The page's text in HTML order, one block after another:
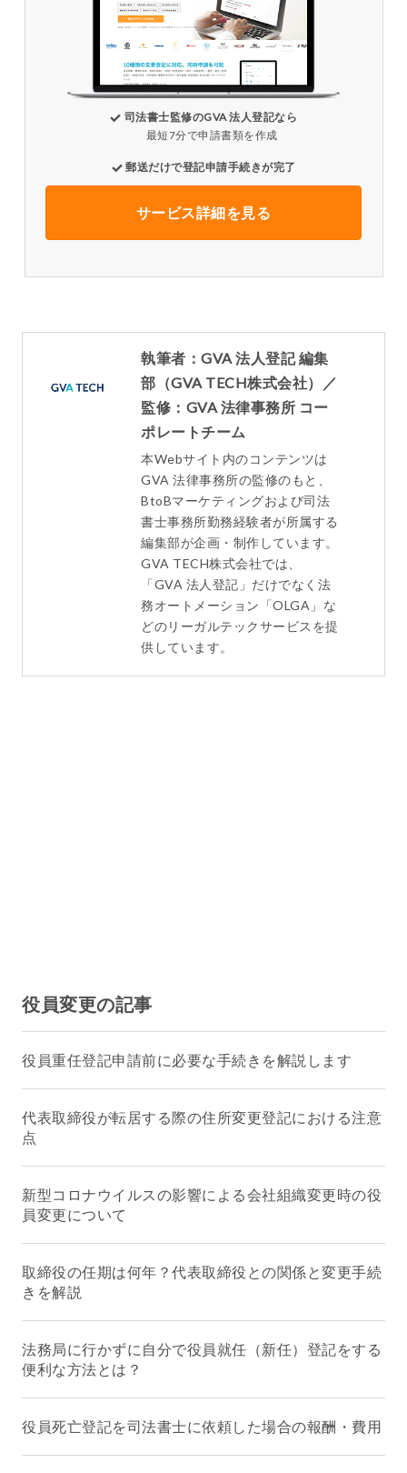
司法書士監修のGVA 法人登記なら
最短7分で申請書類を作成
郵送だけで登記申請手続きが完了
サービス詳細を見る
執筆者：GVA 法人登記 編集
部（GVA TECH株式会社）／
監修：GVA 法律事務所 コー
ポレートチーム
本Webサイト内のコンテンツは
GVA 法律事務所の監修のもと、
BtoBマーケティングおよび司法
書士事務所勤務経験者が所属する
編集部が企画・制作しています。
GVA TECH株式会社では、
「GVA 法人登記」だけでなく法
務オートメーション「OLGA」な
どのリーガルテックサービスを提
供しています。
役員変更の記事
役員重任登記申請前に必要な手続きを解説します
代表取締役が転居する際の住所変更登記における注意
点
新型コロナウイルスの影響による会社組織変更時の役
員変更について
取締役の任期は何年？代表取締役との関係と変更手続
きを解説
法務局に行かずに自分で役員就任（新任）登記をする
便利な方法とは？
役員死亡登記を司法書士に依頼した場合の報酬・費用